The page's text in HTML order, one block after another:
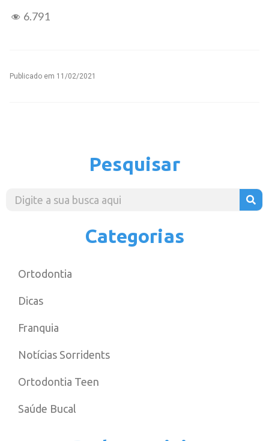
6.791
Publicado em 11/02/2021
Pesquisar
Categorias
Ortodontia
Dicas
Franquia
Notícias Sorridents
Ortodontia Teen
Saúde Bucal